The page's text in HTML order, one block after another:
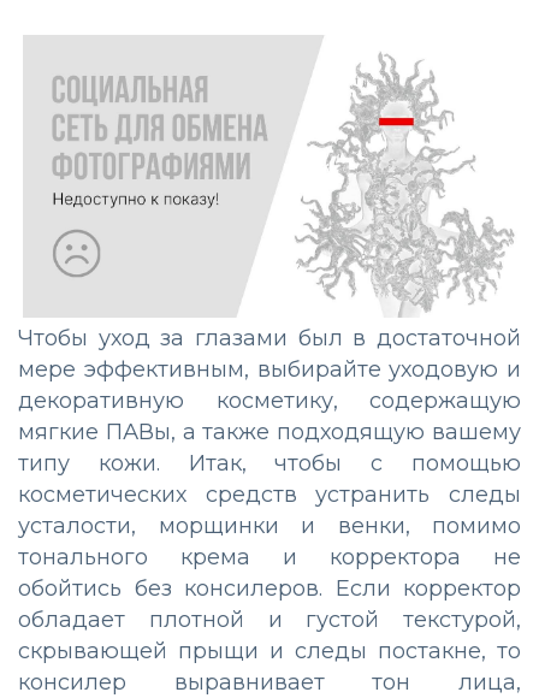
Чтобы уход за глазами был в достаточной
мере эффективным, выбирайте уходовую и
декоративную косметику, содержащую
мягкие ПАВы, а также подходящую вашему
типу кожи. Итак, чтобы с помощью
косметических средств устранить следы
усталости, морщинки и венки, помимо
тонального крема и корректора не
обойтись без консилеров. Если корректор
обладает плотной и густой текстурой,
скрывающей прыщи и следы постакне, то
консилер выравнивает тон лица,